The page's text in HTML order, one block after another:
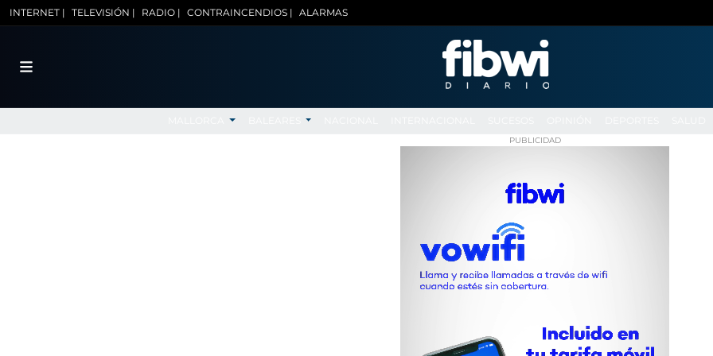
INTERNET | TELEVISIÓN | RADIO | CONTRAINCENDIOS | ALARMAS